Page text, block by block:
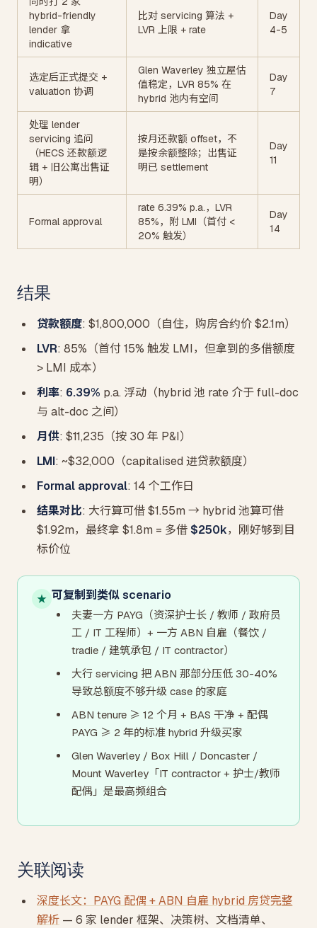
hybrid-friendly
lender 拿
indicative
比对 servicing 算法 +
LVR 上限 + rate
Day
4-5
选定后正式提交 +
valuation 协调
Glen Waverley 独立屋估
值稳定，LVR 85% 在
hybrid 池内有空间
Day
7
处理 lender
servicing 追问
（HECS 还款额逻
辑 + 旧公寓出售证
明）
按月还款额 offset，不
是按余额整除；出售证
明已 settlement
Day
11
Formal approval
rate 6.39% p.a.，LVR
85%，附 LMI（首付 <
20% 触发）
Day
14
结果
贷款额度: $1,800,000（自住，购房合约价 $2.1m）
LVR: 85%（首付 15% 触发 LMI，但拿到的多借额度
> LMI 成本）
利率: 6.39% p.a. 浮动（hybrid 池 rate 介于 full-doc
与 alt-doc 之间）
月供: $11,235（按 30 年 P&I）
LMI: ~$32,000（capitalised 进贷款额度）
Formal approval: 14 个工作日
结果对比: 大行算可借 $1.55m → hybrid 池算可借
$1.92m，最终拿 $1.8m = 多借$250k，刚好够到目
标价位
★ 可复制到类似 scenario
夫妻一方 PAYG（资深护士长 / 教师 / 政府员
工 / IT 工程师）+ 一方 ABN 自雇（餐饮 /
tradie / 建筑承包 / IT contractor）
大行 servicing 把 ABN 那部分压低 30-40%
导致总额度不够升级 case 的家庭
ABN tenure ≥ 12 个月 + BAS 干净 + 配偶
PAYG ≥ 2 年的标准 hybrid 升级买家
Glen Waverley / Box Hill / Doncaster /
Mount Waverley「IT contractor + 护士/教师
配偶」是最高频组合
关联阅读
深度长文：PAYG 配偶 + ABN 自雇 hybrid 房贷完整
解析 — 6 家 lender 框架、决策树、文档清单、